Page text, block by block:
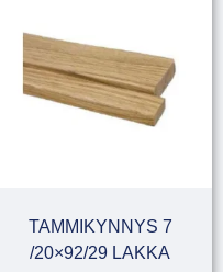
TAMMIKYNNYS 7
/20×92/29 LAKKA